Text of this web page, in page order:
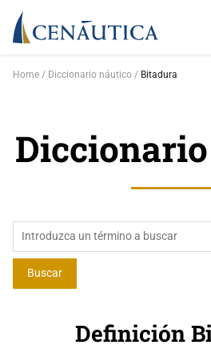
Home Diccionario náutico Bitadura
Definición